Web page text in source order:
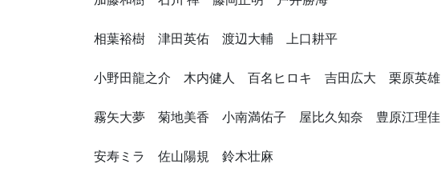
相葉裕樹 津田英佑 渡辺大輔 上口耕平
小野田龍之介 木内健人 百名ヒロキ 吉田広大 栗原英雄
霧矢大夢 菊地美香 小南満佑子 屋比久知奈 豊原江理佳
安寿ミラ 佐山陽規 鈴木壮麻